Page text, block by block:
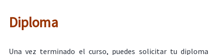
Diploma
Una vez terminado el curso, puedes solicitar tu diploma